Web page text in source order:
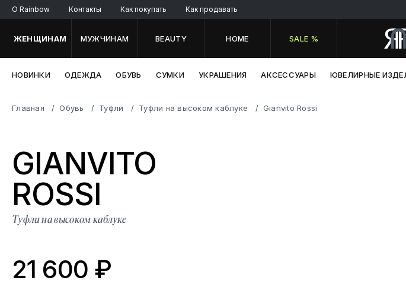
O Rainbow Контакты Как покупать Как продавать
ЖЕНЩИНАМ МУЖЧИНАМ BEAUTY HOME SALE %
НОВИНКИ ОДЕЖДА ОБУВЬ СУМКИ УКРАШЕНИЯ АКСЕССУАРЫ ЮВЕЛИРНЫЕ
Главная Обувь Туфли Туфли на высоком каблуке Gianvito Rossi
GIANVITO
ROSSI
Туфли на высоком каблуке
21 600 ₽